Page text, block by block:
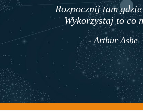
Rozpocznij tam
Wykorzystaj to co
- Arthur Ashe